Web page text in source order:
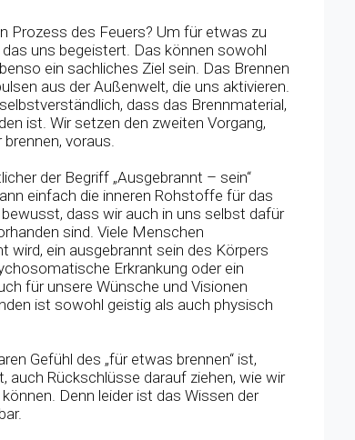
Prozess des Feuers? Um für etwas zu
das uns begeistert. Das können sowohl
ein sachliches Ziel sein. Das Brennen
aus der Außenwelt, die uns aktivieren.
dass das Brennmaterial,
ist. Wir setzen den zweiten Vorgang,
voraus.
der Begriff „Ausgebrannt – sein“
einfach die inneren Rohstoffe für das
dass wir auch in uns selbst dafür
sind. Viele Menschen
wird, ein ausgebrannt sein des Körpers
Erkrankung oder ein
für unsere Wünsche und Visionen
ist sowohl geistig als auch physisch
Gefühl des „für etwas brennen“ ist,
auch Rückschlüsse darauf ziehen, wie wir
Denn leider ist das Wissen der